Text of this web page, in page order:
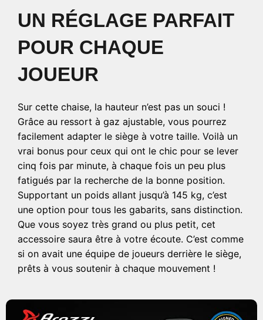
UN RÉGLAGE PARFAIT
POUR CHAQUE
JOUEUR
Sur cette chaise, la hauteur n’est pas un souci !
Grâce au ressort à gaz ajustable, vous pourrez
facilement adapter le siège à votre taille. Voilà un
vrai bonus pour ceux qui ont le chic pour se lever
cinq fois par minute, à chaque fois un peu plus
fatigués par la recherche de la bonne position.
Supportant un poids allant jusqu’à 145 kg, c’est
une option pour tous les gabarits, sans distinction.
Que vous soyez très grand ou plus petit, cet
accessoire saura être à votre écoute. C’est comme
si on avait une équipe de joueurs derrière le siège,
prêts à vous soutenir à chaque mouvement !